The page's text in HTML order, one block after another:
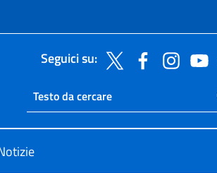
Seguici su:
Ricerca sito live
Cerca nel sito